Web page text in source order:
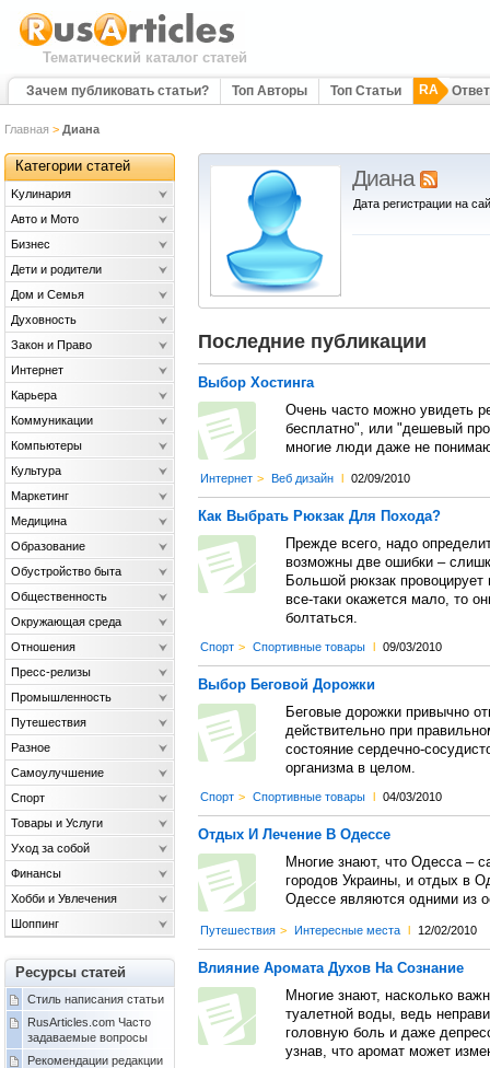
Тематический каталог статей
Зачем публиковать статьи? Топ Авторы Топ Статьи RA
Главная > Диана
Диана
Дата регистрации на
Последние публикации
Выбор Хостинга
Очень часто можно увидеть
бесплатно", или "дешевый
многие люди даже не
Интернет > Веб дизайн l 02/09/2010
Как Выбрать Рюкзак Для Похода?
Прежде всего, надо
возможны две ошибки –
Большой рюкзак
все-таки окажется мало, то
болтаться.
Спорт > Спортивные товары l 09/03/2010
Выбор Беговой Дорожки
Беговые дорожки привычно
действительно при
состояние сердечно-
организма в целом.
Спорт > Спортивные товары l 04/03/2010
Отдых И Лечение В Одессе
Многие знают, что Одесса –
городов Украины, и отдых в
Одессе являются одними из
Путешествия > Интересные места l 12/02/2010
Влияние Аромата Духов На Сознание
Многие знают, насколько
туалетной воды, ведь
головную боль и даже
узнав, что аромат может
Категории статей
Kулинария
Авто и Мото
Бизнес
Дети и родители
Дом и Семья
Духовность
Закон и Право
Интернет
Карьера
Коммуникации
Компьютеры
Культура
Маркетинг
Медицина
Образование
Обустройство быта
Общественность
Окружающая среда
Отношения
Пресс-релизы
Промышленность
Путешествия
Разное
Самоулучшение
Спорт
Товары и Услуги
Уход за собой
Финансы
Хобби и Увлечения
Шоппинг
Ресурсы статей
Стиль написания статьи
RusArticles.com Часто
задаваемые вопросы
Рекомендации редакции